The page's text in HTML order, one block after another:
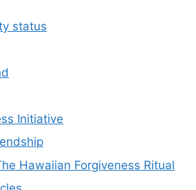
status
Initiative
Hawaiian Forgiveness Ritual